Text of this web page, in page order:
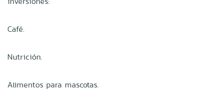
Café.
Nutrición.
Alimentos para mascotas.